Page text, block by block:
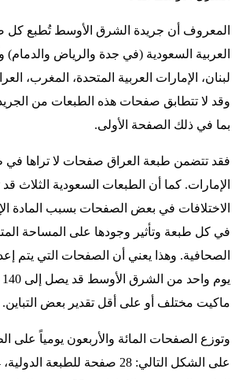
المعروف أن جريدة الشرق الأوسط تُطبع كل
العربية السعودية (في جدة والرياض
لبنان، الإمارات العربية المتحدة، المغرب،
وقد لا تتطابق صفحات هذه الطبعات من
بما في ذلك الصفحة الأولى.
فقد تتضمن طبعة العراق صفحات لا تراها في
الإمارات. كما أن الطبعات السعودية الثلاث
الاختلافات في بعض الصفحات بسبب المادة
في كل طبعة وتأثير وجودها على المساحة
الصحافية. وهذا يعني أن الصفحات التي يتم
ماكيت مختلف أو على أقل تقدير بعض التباين.
وتوزع الصفحات المائة والأربعون يومياً على